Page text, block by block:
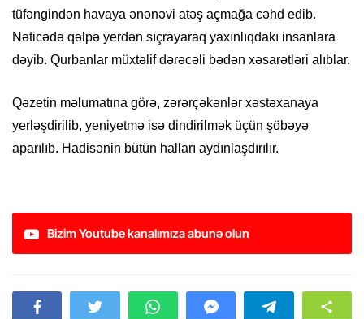
tüfəngindən havaya ənənəvi atəş açmağa cəhd edib.
Nəticədə qəlpə yerdən sıçrayaraq yaxınlıqdakı insanlara
dəyib. Qurbanlar müxtəlif dərəcəli bədən xəsarətləri alıblar.
Qəzetin məlumatına görə, zərərçəkənlər xəstəxanaya
yerləşdirilib, yeniyetmə isə dindirilmək üçün şöbəyə
aparılıb. Hadisənin bütün halları aydınlaşdırılır.
Bizim Youtube kanalımıza abunə olun